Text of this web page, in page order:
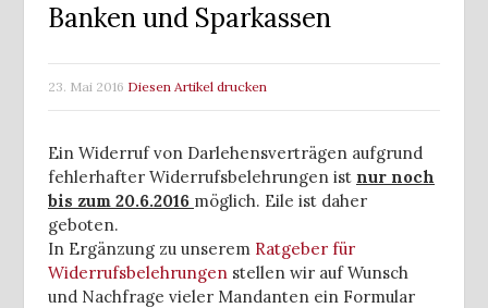
Banken und Sparkassen
23. Mai 2016 Diesen Artikel drucken
Ein Widerruf von Darlehensverträgen aufgrund
fehlerhafter Widerrufsbelehrungen ist nur noch
bis zum 20.6.2016 möglich. Eile ist daher
geboten.
In Ergänzung zu unserem Ratgeber für
Widerrufsbelehrungen stellen wir auf Wunsch
und Nachfrage vieler Mandanten ein Formular